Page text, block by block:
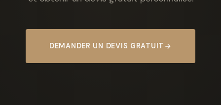
DEMANDER UN DEVIS GRATUIT